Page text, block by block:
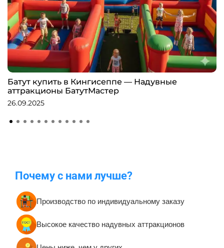
Батут купить в Кингисеппе — Надувные
аттракционы БатутМастер
26.09.2025
Почему с нами лучше?
Производство по индивидуальному заказу
Высокое качество надувных аттракционов